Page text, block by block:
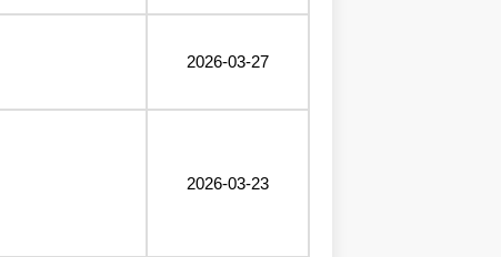
2026-03-27
2026-03-23